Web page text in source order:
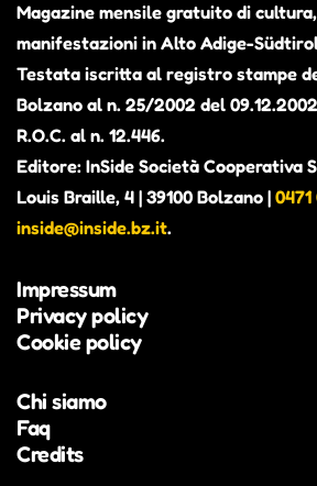
Magazine mensile gratuito di
manifestazioni in Alto Adige-
Testata iscritta al registro stampe
Bolzano al n. 25/2002 del
R.O.C. al n. 12.446.
Editore: InSide Società Cooperativa
Louis Braille, 4 | 39100 Bolzano | 0471
inside@inside.bz.it.
Impressum
Privacy policy
Cookie policy
Chi siamo
Faq
Credits